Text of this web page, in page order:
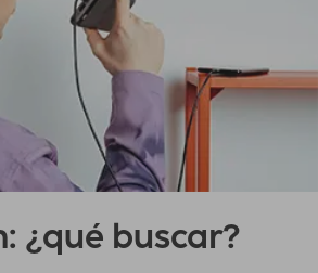
¿qué buscar?